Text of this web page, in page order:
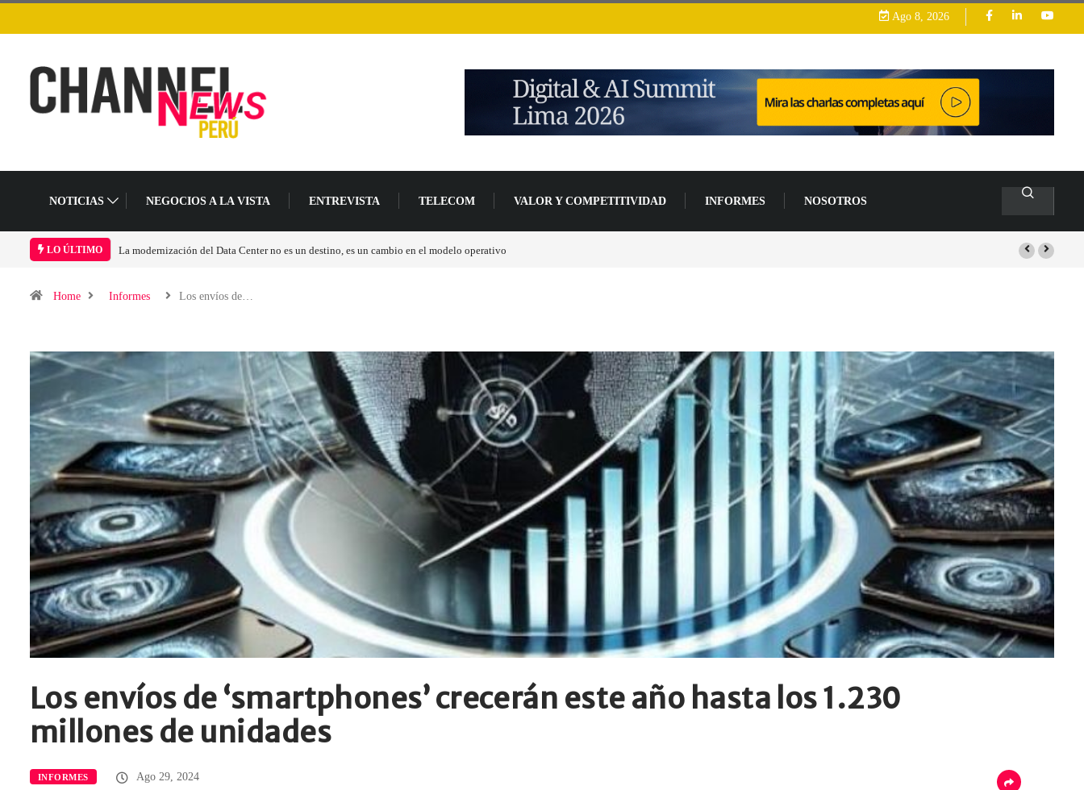
Ago 8, 2026
NOTICIAS NEGOCIOS A LA VISTA ENTREVISTA TELECOM VALOR Y COMPETITIVIDAD INFORMES NOSOTROS
LO ÚLTIMO La modernización del Data Center no es un destino, es un cambio en el modelo operativo
Home Informes Los envíos de…
Los envíos de ‘smartphones’ crecerán este año hasta los 1.230
millones de unidades
INFORMES Ago 29, 2024